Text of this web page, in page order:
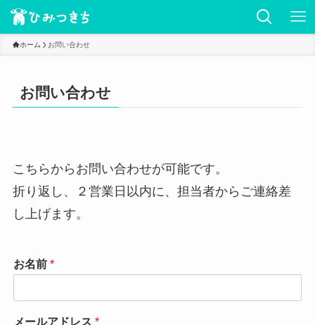
ホーム お問い合わせ
お問い合わせ
こちらからお問い合わせが可能です。
折り返し、２営業日以内に、担当者からご連絡差
し上げます。
お名前 *
メールアドレス *